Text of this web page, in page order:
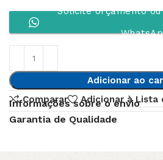
Solicite orçamento
Adicionar ao
Comparar
Adicionar à Lista
Informações sobre o envio
Garantia de Qualidade